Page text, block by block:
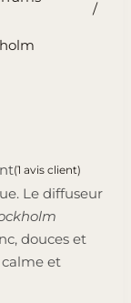
/
(1 avis client)
Le diffuseur
douces et
et